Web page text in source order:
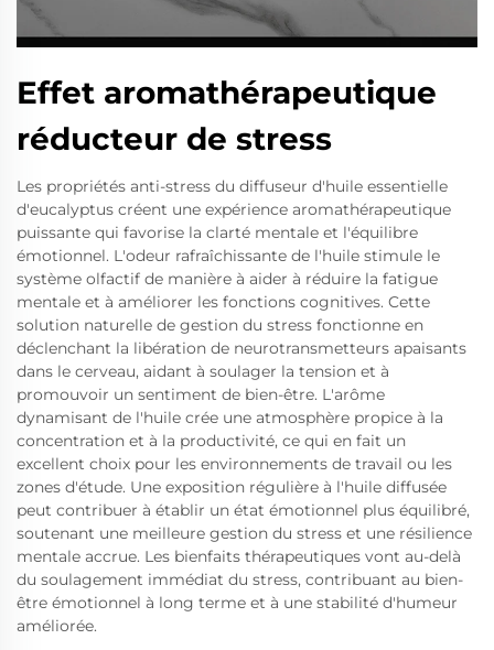
Effet aromathérapeutique
réducteur de stress
Les propriétés anti-stress du diffuseur d'huile essentielle
d'eucalyptus créent une expérience aromathérapeutique
puissante qui favorise la clarté mentale et l'équilibre
émotionnel. L'odeur rafraîchissante de l'huile stimule le
système olfactif de manière à aider à réduire la fatigue
mentale et à améliorer les fonctions cognitives. Cette
solution naturelle de gestion du stress fonctionne en
déclenchant la libération de neurotransmetteurs apaisants
dans le cerveau, aidant à soulager la tension et à
promouvoir un sentiment de bien-être. L'arôme
dynamisant de l'huile crée une atmosphère propice à la
concentration et à la productivité, ce qui en fait un
excellent choix pour les environnements de travail ou les
zones d'étude. Une exposition régulière à l'huile diffusée
peut contribuer à établir un état émotionnel plus équilibré,
soutenant une meilleure gestion du stress et une résilience
mentale accrue. Les bienfaits thérapeutiques vont au-delà
du soulagement immédiat du stress, contribuant au bien-
être émotionnel à long terme et à une stabilité d'humeur
améliorée.